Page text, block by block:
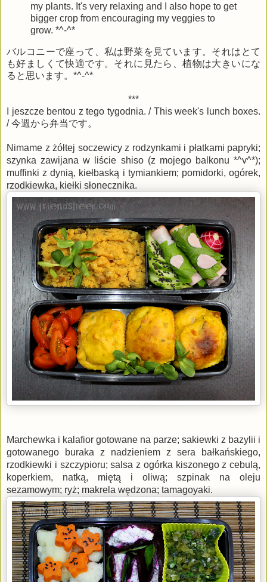
my plants. It's very relaxing and I also hope to get
bigger crop from encouraging my veggies to
grow. *^-^*
バルコニーで座って、私は野菜を見ています。それはとて
も好ましくて快適です。それに見たら、植物は大きいにな
ると思います。*^-^*
***
I jeszcze bentou z tego tygodnia. / This week's lunch boxes.
/ 今週から弁当です。
Nimame z żółtej soczewicy z rodzynkami i płatkami papryki;
szynka zawijana w liście shiso (z mojego balkonu *^v^*);
muffinki z dynią, kiełbaską i tymiankiem; pomidorki, ogórek,
rzodkiewka, kiełki słonecznika.
Marchewka i kalafior gotowane na parze; sakiewki z bazylii i
gotowanego buraka z nadzieniem z sera bałkańskiego,
rzodkiewki i szczypioru; salsa z ogórka kiszonego z cebulą,
koperkiem, natką, miętą i oliwą; szpinak na oleju
sezamowym; ryż; makrela wędzona; tamagoyaki.